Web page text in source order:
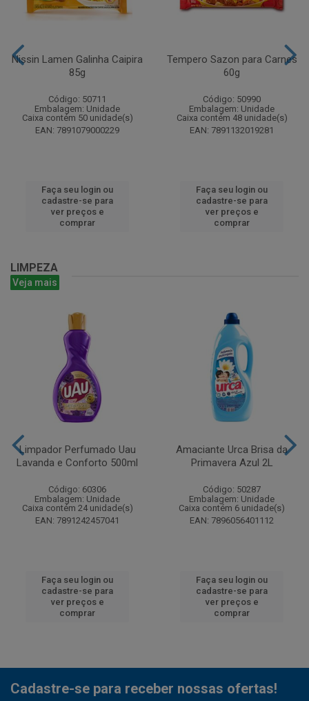
Nissin Lamen Galinha Caipira
85g
Código: 50711
Embalagem: Unidade
Caixa contém 50 unidade(s)
EAN: 7891079000229
Faça seu login ou
cadastre-se para
ver preços e
comprar
Tempero Sazon para Carnes
60g
Código: 50990
Embalagem: Unidade
Caixa contém 48 unidade(s)
EAN: 7891132019281
Faça seu login ou
cadastre-se para
ver preços e
comprar
LIMPEZA
Veja mais
Limpador Perfumado Uau
Lavanda e Conforto 500ml
Código: 60306
Embalagem: Unidade
Caixa contém 24 unidade(s)
EAN: 7891242457041
Faça seu login ou
cadastre-se para
ver preços e
comprar
Amaciante Urca Brisa da
Primavera Azul 2L
Código: 50287
Embalagem: Unidade
Caixa contém 6 unidade(s)
EAN: 7896056401112
Faça seu login ou
cadastre-se para
ver preços e
comprar
Cadastre-se para receber nossas ofertas!